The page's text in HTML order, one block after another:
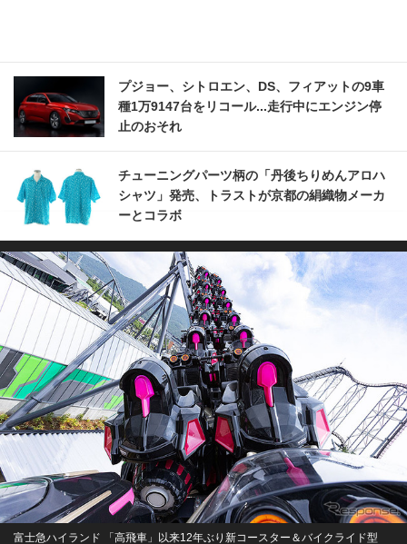
プジョー、シトロエン、DS、フィアットの9車
種1万9147台をリコール...走行中にエンジン停
止のおそれ
チューニングパーツ柄の「丹後ちりめんアロハ
シャツ」発売、トラストが京都の絹織物メーカ
ーとコラボ
富士急ハイランド 「高飛車」以来12年ぶり新コースター＆バイクライド型